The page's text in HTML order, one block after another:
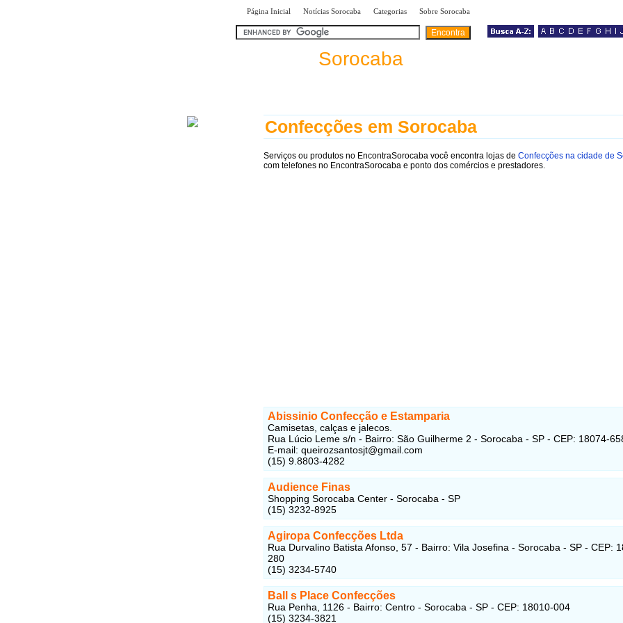
Página Inicial Notícias Sorocaba Categorias Sobre Sorocaba
Sorocaba
Confecções em Sorocaba
Serviços ou produtos no EncontraSorocaba você encontra lojas de Confecções na cidade de
com telefones no EncontraSorocaba e ponto dos comércios e prestadores.
Abissinio Confecção e Estamparia
Camisetas, calças e jalecos.
Rua Lúcio Leme s/n - Bairro: São Guilherme 2 - Sorocaba - SP - CEP: 18074-
E-mail: queirozsantosjt@gmail.com
(15) 9.8803-4282
Audience Finas
Shopping Sorocaba Center - Sorocaba - SP
(15) 3232-8925
Agiropa Confecções Ltda
Rua Durvalino Batista Afonso, 57 - Bairro: Vila Josefina - Sorocaba - SP - CEP:
280
(15) 3234-5740
Ball s Place Confecções
Rua Penha, 1126 - Bairro: Centro - Sorocaba - SP - CEP: 18010-004
(15) 3234-3821